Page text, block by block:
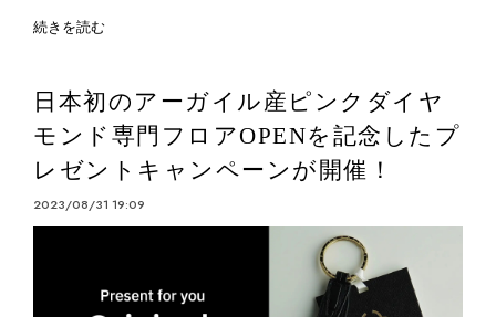
続きを読む
日本初のアーガイル産ピンクダイヤ
モンド専門フロアOPENを記念したプ
レゼントキャンペーンが開催！
2023/08/31 19:09